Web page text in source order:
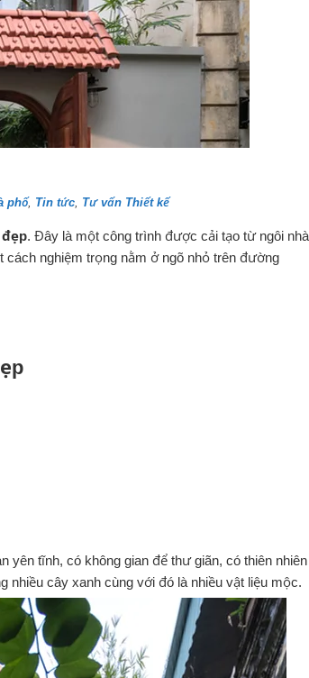
phố, Tin tức, Tư vấn Thiết kế
đẹp. Đây là một công trình được cải tạo từ ngôi nhà
nghiệm trọng nằm ở ngõ nhỏ trên đường
yên tĩnh, có không gian để thư giãn, có thiên nhiên
nhiều cây xanh cùng với đó là nhiều vật liệu mộc.